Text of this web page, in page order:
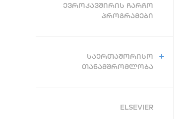
ᲔᲕᲠᲝᲙᲐᲕᲨᲘᲠᲘᲡ ᲩᲐᲠᲩᲝ
ᲞᲠᲝᲒᲠᲐᲛᲔᲑᲘ
ᲡᲐᲔᲠᲗᲐᲨᲝᲠᲘᲡᲝ
ᲗᲐᲜᲐᲛᲨᲠᲝᲛᲚᲝᲑᲐ
ELSEVIER